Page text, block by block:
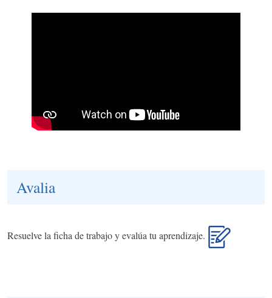
Avalia
Resuelve la ficha de trabajo y evalúa tu aprendizaje.